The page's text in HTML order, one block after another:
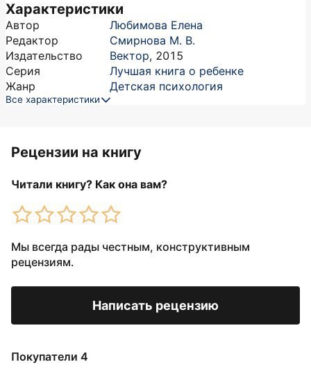
Характеристики
Автор
Любимова Елена
Редактор
Смирнова М. В.
Издательство
Вектор, 2015
Серия
Лучшая книга о ребенке
Жанр
Детская психология
Все характеристики
Рецензии на книгу
Читали книгу? Как она вам?
Мы всегда рады честным, конструктивным
рецензиям.
Написать рецензию
Покупатели 4